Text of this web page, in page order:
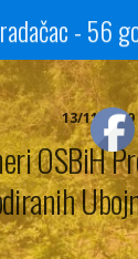
13/11/2019
OSBiH